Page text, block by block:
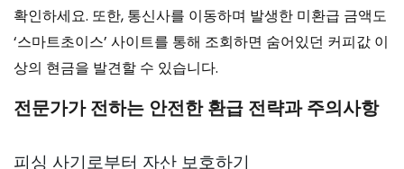
확인하세요. 또한, 통신사를 이동하며 발생한 미환급 금액도
‘스마트초이스’ 사이트를 통해 조회하면 숨어있던 커피값 이
상의 현금을 발견할 수 있습니다.
전문가가 전하는 안전한 환급 전략과 주의사항
피싱 사기로부터 자산 보호하기